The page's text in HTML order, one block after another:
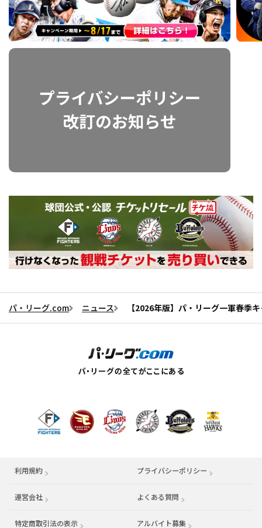
パ・リーグ.com ニュース 【2026年版】パ・リーグ一軍春季
利用規約 プライバシーポリシー
運営会社 （別ウィンドウで開く） よくある質問
特定商取引法の表示 アルバイト募集 （別ウィンドウで開く